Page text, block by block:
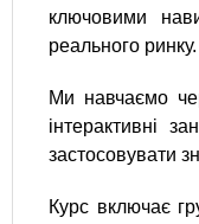
ключовими
реального ринку.
Ми навчаємо
інтерактивні
застосовувати
Курс включає